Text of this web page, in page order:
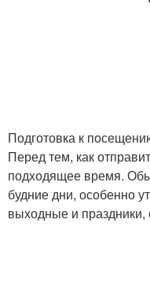
Подготовка к
Перед тем, как
подходящее время.
будние дни, особенно
выходные и праздники,